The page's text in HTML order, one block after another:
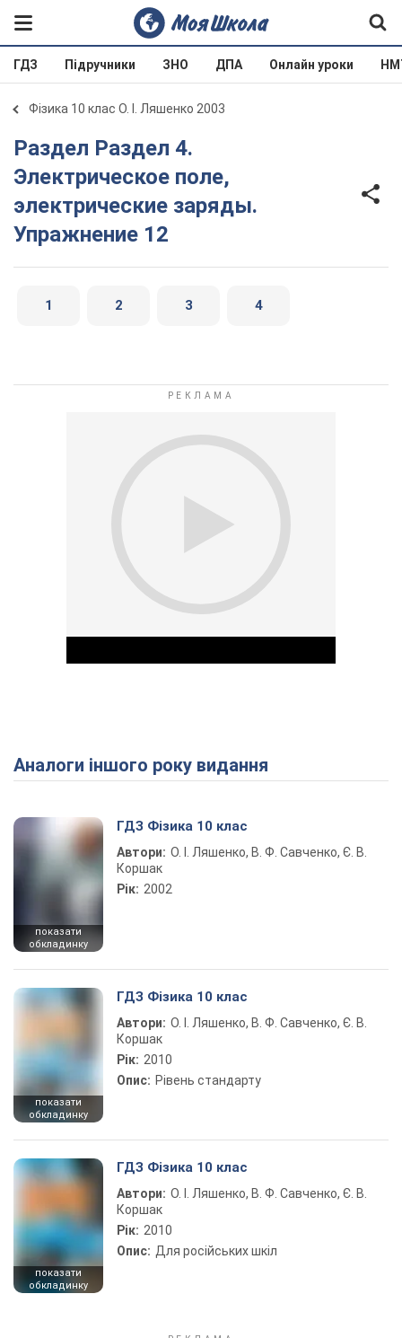
ГДЗ Підручники ЗНО ДПА Онлайн уроки
Фізика 10 клас О. І. Ляшенко 2003
Раздел Раздел 4.
Электрическое поле,
электрические заряды.
Упражнение 12
1 2 3 4
Play Video
Аналоги іншого року видання
показати
обкладинку
ГДЗ Фізика 10 клас
Автори: О. І. Ляшенко, В. Ф. Савченко, Є. В.
Коршак
Рік: 2002
показати
обкладинку
ГДЗ Фізика 10 клас
Автори: О. І. Ляшенко, В. Ф. Савченко, Є. В.
Коршак
Рік: 2010
Опис: Рівень стандарту
показати
обкладинку
ГДЗ Фізика 10 клас
Автори: О. І. Ляшенко, В. Ф. Савченко, Є. В.
Коршак
Рік: 2010
Опис: Для російських шкіл